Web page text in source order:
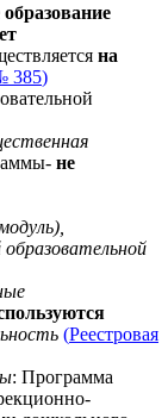
на
385)
не
(Реестровая
: Программа